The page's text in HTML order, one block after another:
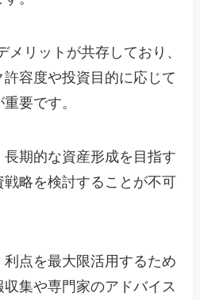
メリットが共存しており、
容度や投資目的に応じて
要です。
長期的な資産形成を目指す
略を検討することが不可
点を最大限活用するため
集や専門家のアドバイス